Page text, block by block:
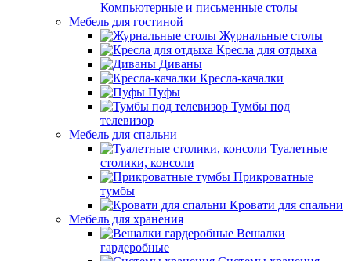
Компьютерные и письменные столы
Мебель для гостиной
Журнальные столы
Кресла для отдыха
Диваны
Кресла-качалки
Пуфы
Тумбы под
телевизор
Мебель для спальни
Туалетные
столики, консоли
Прикроватные
тумбы
Кровати для спальни
Мебель для хранения
Вешалки
гардеробные